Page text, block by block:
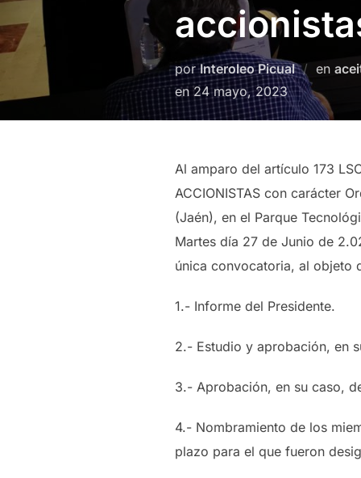
porInteroleo Picual en
enPublicado
el
24 mayo, 2023
Al amparo del artículo 173
ACCIONISTAS con carácter
(Jaén), en el Parque
Martes día 27 de Junio de
única convocatoria, al objeto
1.- Informe del Presidente.
2.- Estudio y aprobación, en
3.- Aprobación, en su caso,
4.- Nombramiento de los
plazo para el que fueron